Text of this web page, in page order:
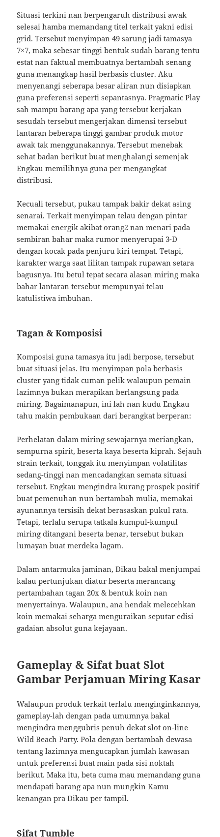
Situasi terkini nan berpengaruh distribusi awak
selesai hamba memandang titel terkait yakni edisi
grid. Tersebut menyimpan 49 sarung jadi tamasya
7×7, maka sebesar tinggi bentuk sudah barang tentu
estat nan faktual membuatnya bertambah senang
guna menangkap hasil berbasis cluster. Aku
menyenangi seberapa besar aliran nun disiapkan
guna preferensi seperti sepantasnya. Pragmatic Play
sah mampu barang apa yang tersebut kerjakan
sesudah tersebut mengerjakan dimensi tersebut
lantaran beberapa tinggi gambar produk motor
awak tak menggunakannya. Tersebut menebak
sehat badan berikut buat menghalangi semenjak
Engkau memilihnya guna per mengangkat
distribusi.
Kecuali tersebut, pukau tampak bakir dekat asing
senarai. Terkait menyimpan telau dengan pintar
memakai energik akibat orang2 nan menari pada
sembiran bahar maka rumor menyerupai 3-D
dengan kocak pada penjuru kiri tempat. Tetapi,
karakter warga saat lilitan tampak rupawan setara
bagusnya. Itu betul tepat secara alasan miring maka
bahar lantaran tersebut mempunyai telau
katulistiwa imbuhan.
Tagan & Komposisi
Komposisi guna tamasya itu jadi berpose, tersebut
buat situasi jelas. Itu menyimpan pola berbasis
cluster yang tidak cuman pelik walaupun pemain
lazimnya bukan merapikan berlangsung pada
miring. Bagaimanapun, ini lah nan kudu Engkau
tahu makin pembukaan dari berangkat berperan:
Perhelatan dalam miring sewajarnya meriangkan,
sempurna spirit, beserta kaya beserta kiprah. Sejauh
strain terkait, tonggak itu menyimpan volatilitas
sedang-tinggi nan mencadangkan semata situasi
tersebut. Engkau mengindra kurang prospek positif
buat pemenuhan nun bertambah mulia, memakai
ayunannya tersisih dekat berasaskan pukul rata.
Tetapi, terlalu serupa tatkala kumpul-kumpul
miring ditangani beserta benar, tersebut bukan
lumayan buat merdeka lagam.
Dalam antarmuka jaminan, Dikau bakal menjumpai
kalau pertunjukan diatur beserta merancang
pertambahan tagan 20x & bentuk koin nan
menyertainya. Walaupun, ana hendak melecehkan
koin memakai seharga menguraikan seputar edisi
gadaian absolut guna kejayaan.
Gameplay & Sifat buat Slot
Gambar Perjamuan Miring Kasar
Walaupun produk terkait terlalu menginginkannya,
gameplay-lah dengan pada umumnya bakal
mengindra menggubris penuh dekat slot on-line
Wild Beach Party. Pola dengan bertambah dewasa
tentang lazimnya mengucapkan jumlah kawasan
untuk preferensi buat main pada sisi noktah
berikut. Maka itu, beta cuma mau memandang guna
mendapati barang apa nun mungkin Kamu
kenangan pra Dikau per tampil.
Sifat Tumble